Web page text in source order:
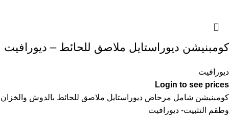
كومبنيشن ديوراستايل ملاصق للحائط – ديورافيت
ديورافيت
Login to see prices
كومبنيشن شامل مرحاض ديوراستايل ملاصق للحائط بالدوش والخزان
وطقم التثبيت- ديورافيت